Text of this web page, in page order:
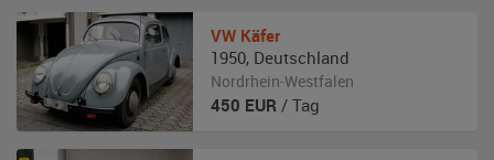
VW Käfer
1950, Deutschland
Nordrhein-Westfalen
450 EUR / Tag